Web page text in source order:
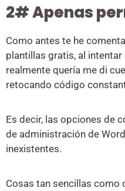
2# Apenas
Como antes te he
plantillas gratis, al intentar
realmente quería me di
retocando código
Es decir, las opciones de
de administración de
inexistentes.
Cosas tan sencillas como